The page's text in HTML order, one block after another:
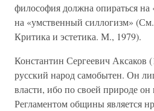
философия должна опираться
на «умственный силлогизм»
Критика и эстетика. М., 1979).
Константин Сергеевич Аксаков
русский народ самобытен. Он
власти, ибо по своей природе он
Регламентом общины является